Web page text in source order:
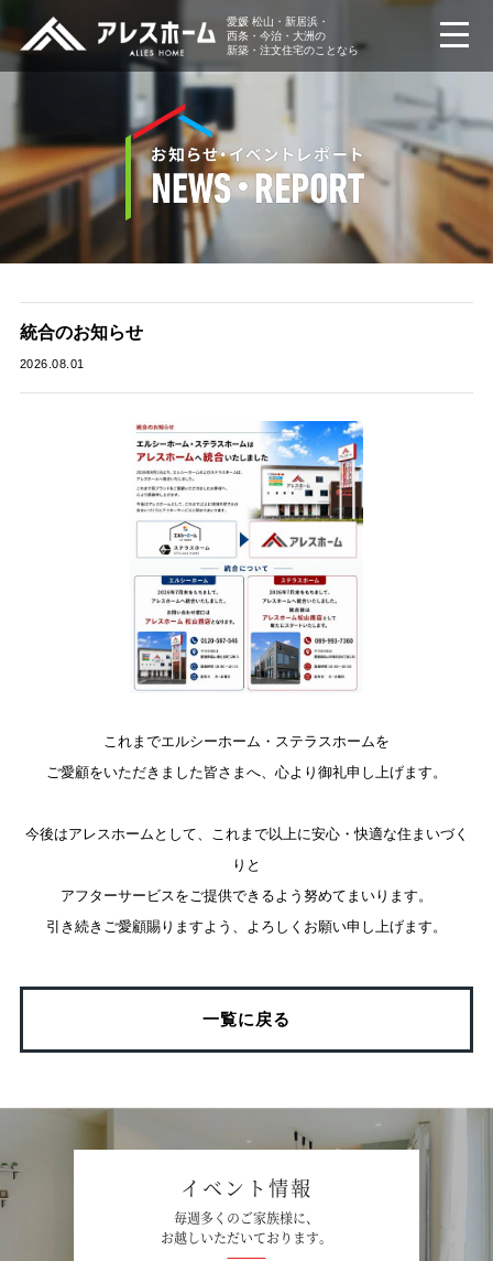
愛媛 松山・新居浜・
西条・今治・大洲の
新築・注文住宅のことなら
統合のお知らせ
2026.08.01
これまでエルシーホーム・ステラスホームを
ご愛顧をいただきました皆さまへ、心より御礼申し上げます。
今後はアレスホームとして、これまで以上に安心・快適な住まいづく
りと
アフターサービスをご提供できるよう努めてまいります。
引き続きご愛顧賜りますよう、よろしくお願い申し上げます。
一覧に戻る
イベント情報
毎週多くのご家族様に、
お越しいただいております。